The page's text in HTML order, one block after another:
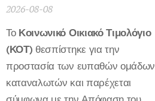
2026-08-08
Το Κοινωνικό Οικιακό Τιμολόγιο
(ΚΟΤ) θεσπίστηκε για την
προστασία των ευπαθών ομάδων
καταναλωτών και παρέχεται